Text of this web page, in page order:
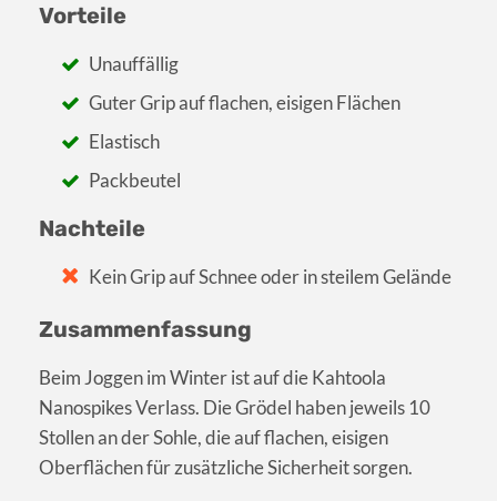
Vorteile
Unauffällig
Guter Grip auf flachen, eisigen Flächen
Elastisch
Packbeutel
Nachteile
Kein Grip auf Schnee oder in steilem Gelände
Zusammenfassung
Beim Joggen im Winter ist auf die Kahtoola
Nanospikes Verlass. Die Grödel haben jeweils 10
Stollen an der Sohle, die auf flachen, eisigen
Oberflächen für zusätzliche Sicherheit sorgen.